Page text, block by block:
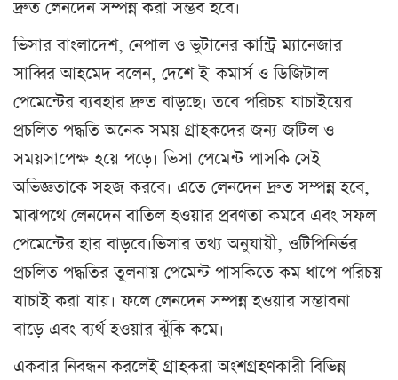
দ্রুত লেনদেন সম্পন্ন করা সম্ভব হবে।
ভিসার বাংলাদেশ, নেপাল ও ভুটানের কান্ট্রি ম্যানেজার
সাব্বির আহমেদ বলেন, দেশে ই-কমার্স ও ডিজিটাল
পেমেন্টের ব্যবহার দ্রুত বাড়ছে। তবে পরিচয় যাচাইয়ের
প্রচলিত পদ্ধতি অনেক সময় গ্রাহকদের জন্য জটিল ও
সময়সাপেক্ষ হয়ে পড়ে। ভিসা পেমেন্ট পাসকি সেই
অভিজ্ঞতাকে সহজ করবে। এতে লেনদেন দ্রুত সম্পন্ন হবে,
মাঝপথে লেনদেন বাতিল হওয়ার প্রবণতা কমবে এবং সফল
পেমেন্টের হার বাড়বে।ভিসার তথ্য অনুযায়ী, ওটিপিনির্ভর
প্রচলিত পদ্ধতির তুলনায় পেমেন্ট পাসকিতে কম ধাপে পরিচয়
যাচাই করা যায়। ফলে লেনদেন সম্পন্ন হওয়ার সম্ভাবনা
বাড়ে এবং ব্যর্থ হওয়ার ঝুঁকি কমে।
একবার নিবন্ধন করলেই গ্রাহকরা অংশগ্রহণকারী বিভিন্ন